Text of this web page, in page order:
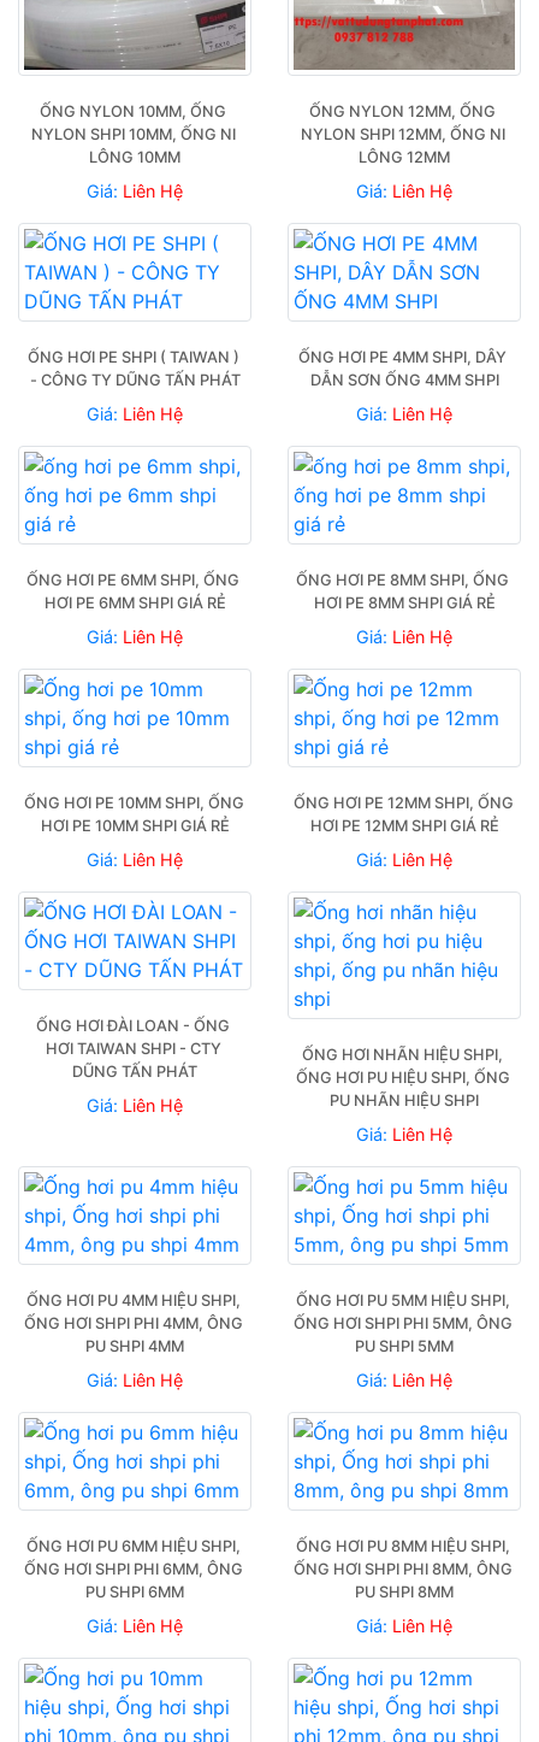
ỐNG NYLON 10MM, ỐNG
NYLON SHPI 10MM, ỐNG NI
LÔNG 10MM
Giá: Liên Hệ
ỐNG NYLON 12MM, ỐNG
NYLON SHPI 12MM, ỐNG NI
LÔNG 12MM
Giá: Liên Hệ
ỐNG HƠI PE SHPI ( TAIWAN )
- CÔNG TY DŨNG TẤN PHÁT
Giá: Liên Hệ
ỐNG HƠI PE 4MM SHPI, DÂY
DẪN SƠN ỐNG 4MM SHPI
Giá: Liên Hệ
ỐNG HƠI PE 6MM SHPI, ỐNG
HƠI PE 6MM SHPI GIÁ RẺ
Giá: Liên Hệ
ỐNG HƠI PE 8MM SHPI, ỐNG
HƠI PE 8MM SHPI GIÁ RẺ
Giá: Liên Hệ
ỐNG HƠI PE 10MM SHPI, ỐNG
HƠI PE 10MM SHPI GIÁ RẺ
Giá: Liên Hệ
ỐNG HƠI PE 12MM SHPI, ỐNG
HƠI PE 12MM SHPI GIÁ RẺ
Giá: Liên Hệ
ỐNG HƠI ĐÀI LOAN - ỐNG
HƠI TAIWAN SHPI - CTY
DŨNG TẤN PHÁT
Giá: Liên Hệ
ỐNG HƠI NHÃN HIỆU SHPI,
ỐNG HƠI PU HIỆU SHPI, ỐNG
PU NHÃN HIỆU SHPI
Giá: Liên Hệ
ỐNG HƠI PU 4MM HIỆU SHPI,
ỐNG HƠI SHPI PHI 4MM, ÔNG
PU SHPI 4MM
Giá: Liên Hệ
ỐNG HƠI PU 5MM HIỆU SHPI,
ỐNG HƠI SHPI PHI 5MM, ÔNG
PU SHPI 5MM
Giá: Liên Hệ
ỐNG HƠI PU 6MM HIỆU SHPI,
ỐNG HƠI SHPI PHI 6MM, ÔNG
PU SHPI 6MM
Giá: Liên Hệ
ỐNG HƠI PU 8MM HIỆU SHPI,
ỐNG HƠI SHPI PHI 8MM, ÔNG
PU SHPI 8MM
Giá: Liên Hệ